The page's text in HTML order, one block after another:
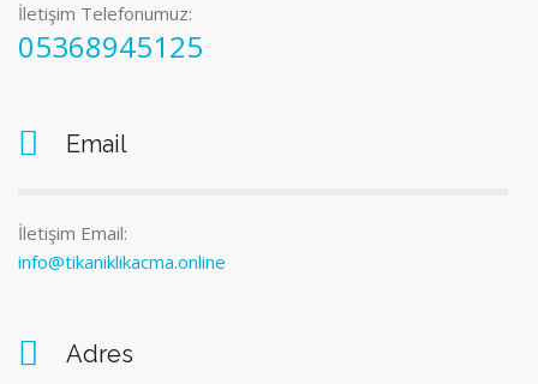
İletişim Telefonumuz:
05368945125
Email
İletişim Email:
info@tikaniklikacma.online
Adres